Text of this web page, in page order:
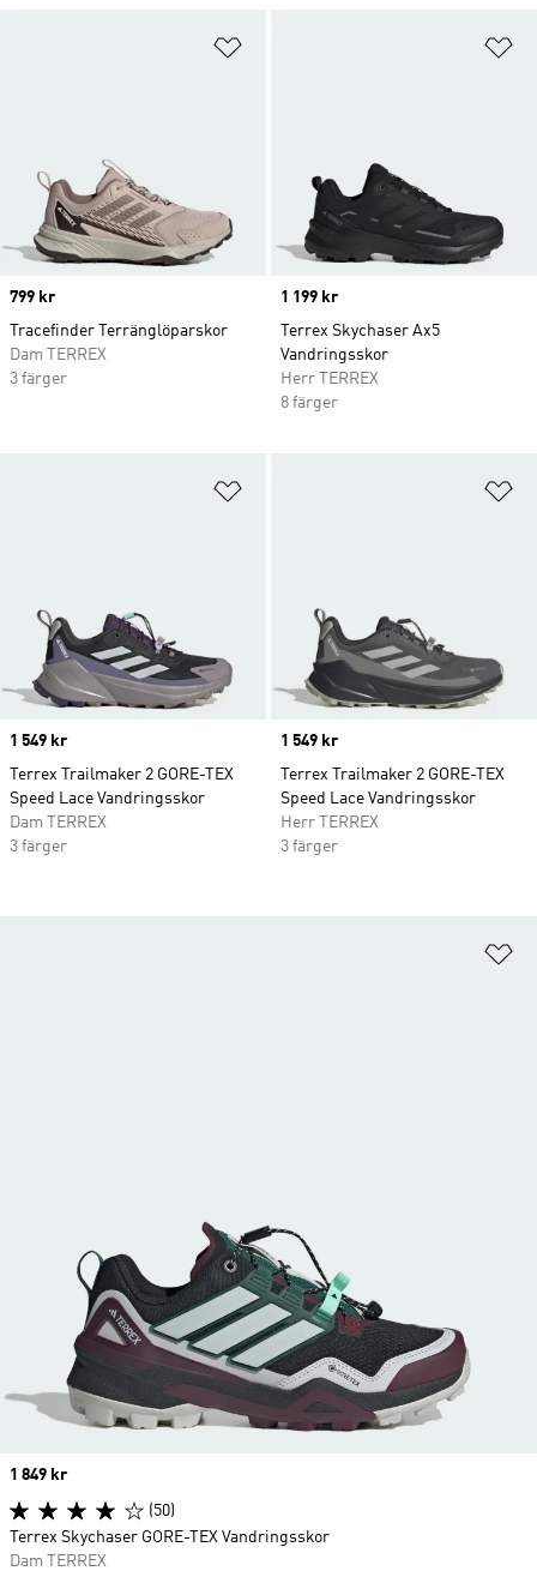
Price
799 kr
Tracefinder Terränglöparskor
Dam TERREX
3 färger
Price
1 199 kr
Terrex Skychaser Ax5
Vandringsskor
Herr TERREX
8 färger
Price
1 549 kr
Terrex Trailmaker 2 GORE-TEX
Speed Lace Vandringsskor
Dam TERREX
3 färger
Price
1 549 kr
Terrex Trailmaker 2 GORE-TEX
Speed Lace Vandringsskor
Herr TERREX
3 färger
Price
1 849 kr
(50)
Terrex Skychaser GORE-TEX Vandringsskor
Dam TERREX